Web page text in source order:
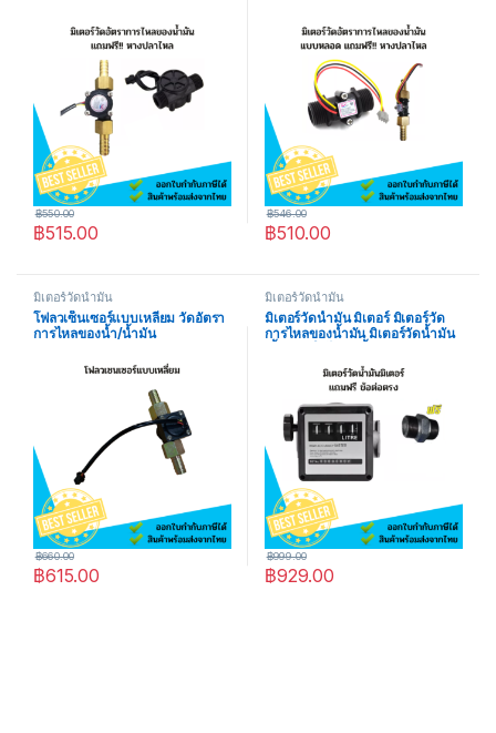
฿515.00
฿550.00
Meter 1-30L/min Black แถวฟรี
หางปลาไหล
฿510.00
฿546.00
มิเตอร์วัดน้ำมัน
โฟลวเซ็นเซอร์แบบเหลี่ยม วัดอัตรา
การไหลของน้ำ/น้ำมัน
฿615.00
฿660.00
มิเตอร์วัดน้ำมัน
มิเตอร์วัดน้ำมัน มิเตอร์ มิเตอร์วัด
การไหลของน้ำมัน มิเตอร์วัดน้ำมัน
แถมฟรี ข้อต่อตรง 1
฿929.00
฿999.00